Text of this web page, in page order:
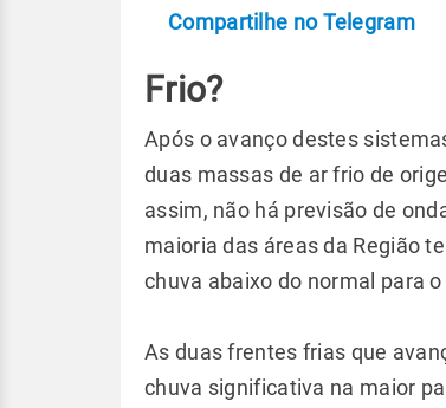
Compartilhe no Telegram
Frio?
Após o avanço destes
duas massas de ar frio de
assim, não há previsão de
maioria das áreas da Região
chuva abaixo do normal para o
As duas frentes frias que
chuva significativa na maior